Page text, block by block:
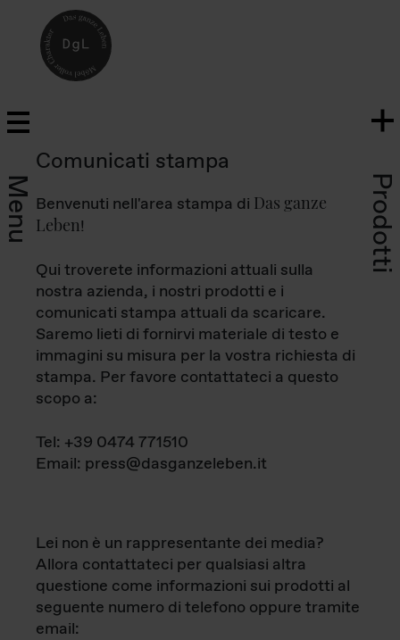
Menu Prodotti
Comunicati stampa
Benvenuti nell'area stampa di Das ganze
Leben!
Qui troverete informazioni attuali sulla
nostra azienda, i nostri prodotti e i
comunicati stampa attuali da scaricare.
Saremo lieti di fornirvi materiale di testo e
immagini su misura per la vostra richiesta di
stampa. Per favore contattateci a questo
scopo a:
Tel: +39 0474 771510
Email: press@dasganzeleben.it
Lei non è un rappresentante dei media?
Allora contattateci per qualsiasi altra
questione come informazioni sui prodotti al
seguente numero di telefono oppure tramite
email: